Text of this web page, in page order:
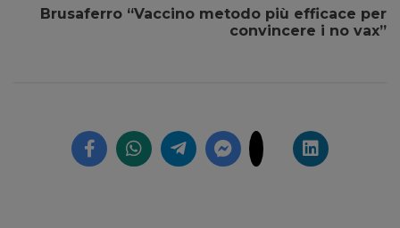
Brusaferro “Vaccino metodo più efficace per
convincere i no vax”